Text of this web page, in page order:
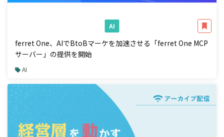
AI
ferret One、AIでBtoBマーケを加速させる「ferret One MCP
サーバー」の提供を開始
AI